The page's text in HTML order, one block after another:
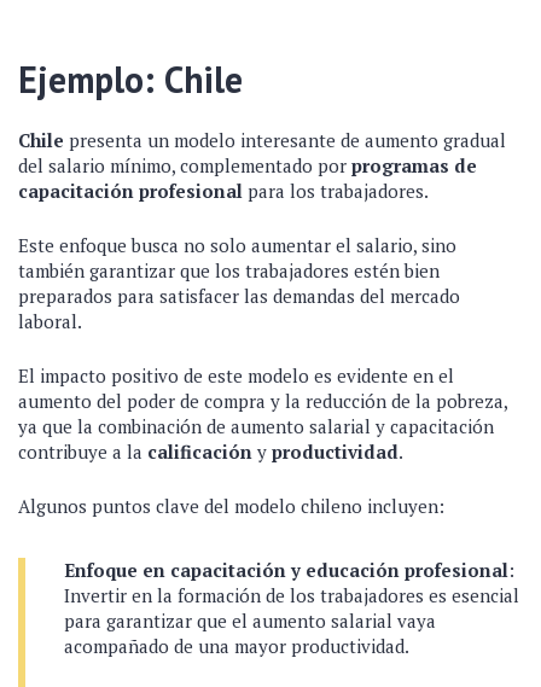
Ejemplo: Chile
Chile presenta un modelo interesante de aumento gradual
del salario mínimo, complementado por programas de
capacitación profesional para los trabajadores.
Este enfoque busca no solo aumentar el salario, sino
también garantizar que los trabajadores estén bien
preparados para satisfacer las demandas del mercado
laboral.
El impacto positivo de este modelo es evidente en el
aumento del poder de compra y la reducción de la pobreza,
ya que la combinación de aumento salarial y capacitación
contribuye a la calificación y productividad.
Algunos puntos clave del modelo chileno incluyen:
Enfoque en capacitación y educación profesional:
Invertir en la formación de los trabajadores es esencial
para garantizar que el aumento salarial vaya
acompañado de una mayor productividad.